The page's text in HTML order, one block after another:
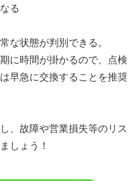
る
な状態が判別できる。
に時間が掛かるので、点検
早急に交換することを推奨
、故障や営業損失等のリス
しょう！